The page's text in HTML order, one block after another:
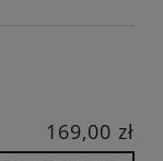
169,00 zł